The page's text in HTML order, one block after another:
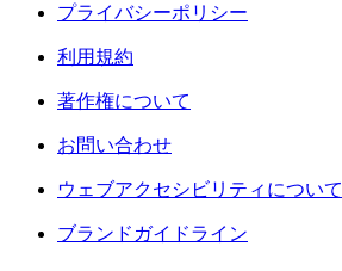
プライバシーポリシー
利用規約
著作権について
お問い合わせ
ウェブアクセシビリティについて
ブランドガイドライン